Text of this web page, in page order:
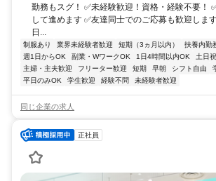
勤務もスグ！ ✅未経験歓迎！資格・経験不要！
して進めます ✅友達同士でのご応募も歓迎しま
日...
制服あり 業界未経験者歓迎 短期（3ヵ月以内） 扶養内勤
週1日からOK
副業・WワークOK 1日4時間以内OK
土日
主婦・主夫歓迎
フリーター歓迎 短期 早朝 シフト自由
平日のみOK
学生歓迎 経験不問 未経験者歓迎
同じ企業の求人
正社員